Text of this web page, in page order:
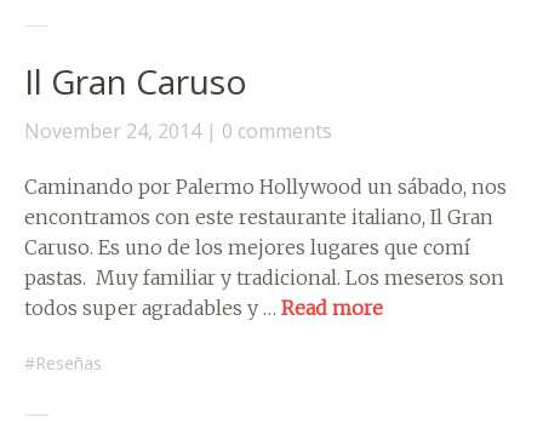
Il Gran Caruso
November 24, 2014 0 comments
Caminando por Palermo Hollywood un sábado, nos
encontramos con este restaurante italiano, Il Gran
Caruso. Es uno de los mejores lugares que comí
pastas. Muy familiar y tradicional. Los meseros son
todos super agradables y … Read more
Reseñas